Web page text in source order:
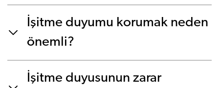
İşitme duyumu korumak neden
önemli?
İşitme duyusunun zarar